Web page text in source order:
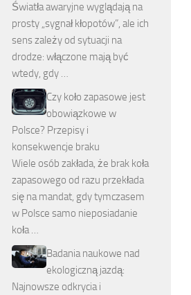
Światła awaryjne wyglądają na
prosty „sygnał kłopotów”, ale ich
sens zależy od sytuacji na
drodze: włączone mają być
wtedy, gdy …
Czy koło zapasowe jest
obowiązkowe w
Polsce? Przepisy i
konsekwencje braku
Wiele osób zakłada, że brak koła
zapasowego od razu przekłada
się na mandat, gdy tymczasem
w Polsce samo nieposiadanie
koła …
Badania naukowe nad
ekologiczną jazdą:
Najnowsze odkrycia i